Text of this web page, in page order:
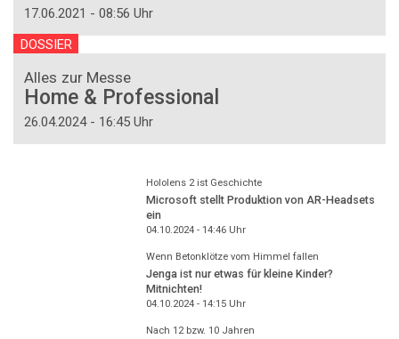
17.06.2021 - 08:56 Uhr
DOSSIER
Alles zur Messe
Home & Professional
26.04.2024 - 16:45 Uhr
Hololens 2 ist Geschichte
Microsoft stellt Produktion von AR-Headsets
ein
04.10.2024 - 14:46Uhr
Wenn Betonklötze vom Himmel fallen
Jenga ist nur etwas für kleine Kinder?
Mitnichten!
04.10.2024 - 14:15Uhr
Nach 12 bzw. 10 Jahren